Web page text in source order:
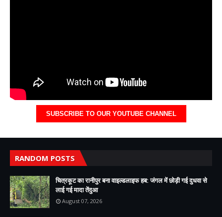
SUBSCRIBE TO OUR YOUTUBE CHANNEL
RANDOM POSTS
चित्रकूट का रानीपुर बना वाइल्डलाइफ हब: जंगल में छोड़ी गई दुधवा से
लाई गई मादा तेंदुआ
August 07, 2026